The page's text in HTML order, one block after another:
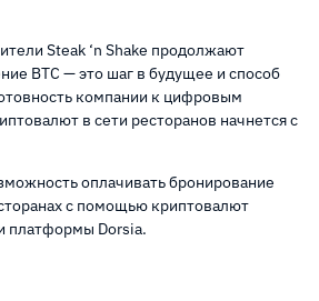
Steak ‘n Shake продолжают
BTC — это шаг в будущее и способ
компании к цифровым
в сети ресторанов начнется с
оплачивать бронирование
с помощью криптовалют
платформы Dorsia.​